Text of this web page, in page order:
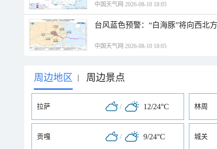
中国天气网 2026-08-10 18:05
台风蓝色预警：“白海豚”将向西北
中国天气网 2026-08-10 18:05
周边地区 | 周边景点
拉萨 / 12/24°C 林周
贡嘎 / 9/24°C 城关